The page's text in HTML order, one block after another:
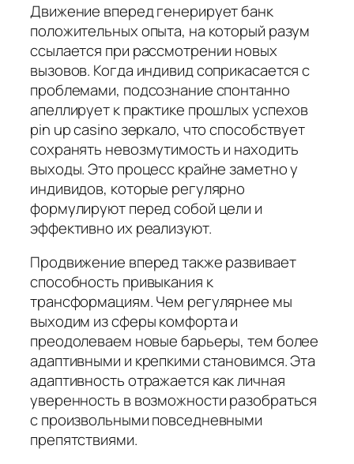
Движение вперед генерирует банк
положительных опыта, на который разум
ссылается при рассмотрении новых
вызовов. Когда индивид соприкасается с
проблемами, подсознание спонтанно
апеллирует к практике прошлых успехов
pin up casino зеркало, что способствует
сохранять невозмутимость и находить
выходы. Это процесс крайне заметно у
индивидов, которые регулярно
формулируют перед собой цели и
эффективно их реализуют.
Продвижение вперед также развивает
способность привыкания к
трансформациям. Чем регулярнее мы
выходим из сферы комфорта и
преодолеваем новые барьеры, тем более
адаптивными и крепкими становимся. Эта
адаптивность отражается как личная
уверенность в возможности разобраться
с произвольными повседневными
препятствиями.